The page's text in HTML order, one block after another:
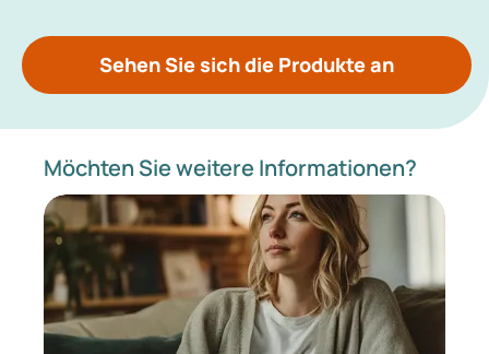
Sehen Sie sich die Produkte an
Möchten Sie weitere Informationen?